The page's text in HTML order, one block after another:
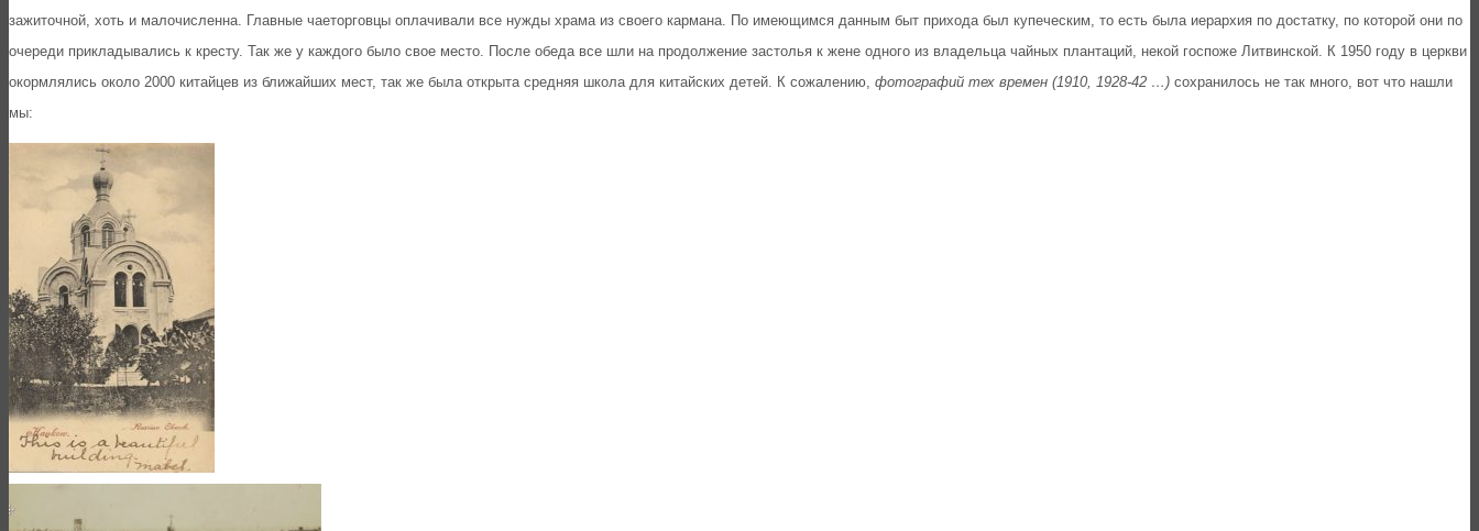
зажиточной, хоть и малочисленна. Главные чаеторговцы оплачивали все нужды храма из своего кармана. По имеющимся данным быт прихода был купеческим, то есть была иерархия по достатку, по которой они по
очереди прикладывались к кресту. Так же у каждого было свое место. После обеда все шли на продолжение застолья к жене одного из владельца чайных плантаций, некой госпоже Литвинской. К 1950 году в церкви
окормлялись около 2000 китайцев из ближайших мест, так же была открыта средняя школа для китайских детей. К сожалению, фотографий тех времен (1910, 1928-42 …) сохранилось не так много, вот что нашли
мы: